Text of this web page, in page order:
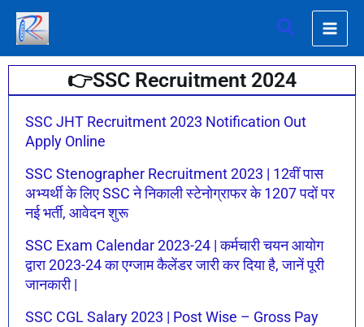
Skip
content
Search
👉SSC Recruitment 2024
SSC JHT Recruitment 2023 Notification Out
Apply Online
SSC Stenographer Recruitment 2023 | 12वीं पास
अभ्यर्थी के लिए SSC ने निकाली स्टेनोग्राफर के 1207 पदों पर
नई भर्ती, आवेदन शुरू
SSC Exam Calendar 2023-24 | कर्मचारी चयन आयोग
द्वारा 2023-24 का एग्जाम कैलेंडर जारी कर दिया है, जानें पूरी
जानकारी |
SSC CGL Salary 2023 | Post Wise – Gross Pay
PagePagePagePage